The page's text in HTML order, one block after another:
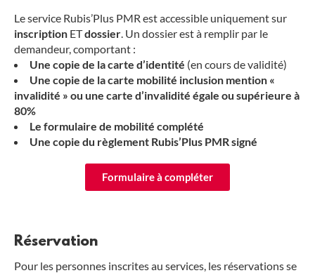
Le service Rubis’Plus PMR est accessible uniquement sur
inscription ETdossier . Un dossier est à remplir par le
demandeur, comportant :
Une copie de la carte d’identité (en cours de validité)
Une copie de la carte mobilité inclusion mention «
invalidité » ou une carte d’invalidité égale ou supérieure à
80%
Le formulaire de mobilité complété
Une copie du règlement Rubis’Plus PMR signé
Formulaire à compléter
Réservation
Pour les personnes inscrites au services, les réservations se